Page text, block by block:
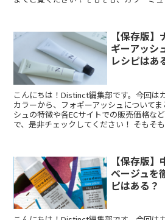
【保存版
ギーアッシ
レシピはあ
こんにちは！Distinct編集部です。今回は
カラーから、フォギーアッシュについて
シュの特徴や各ECサイトでの販売価格な
で、是非チェックしてください！ そもそ
【保存版
ベージュを
ピはある？